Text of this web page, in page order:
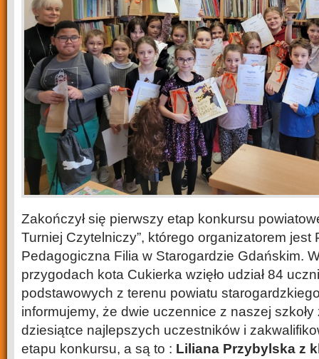
Zakończył się pierwszy etap konkursu
Turniej Czytelniczy”, którego organizatorem jest
Pedagogiczna Filia w Starogardzie Gdańskim.
przygodach kota Cukierka wzięło udział 84
podstawowych z terenu powiatu
informujemy, że dwie uczennice z naszej szkoły
dziesiątce najlepszych uczestników i
etapu konkursu, a są to : Liliana Przybylska z